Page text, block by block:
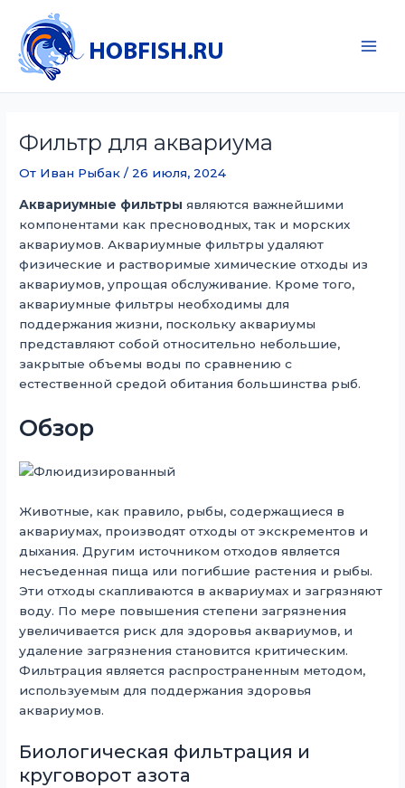
содержимому
Фильтр для аквариума
От Иван Рыбак/ 26 июля, 2024
Аквариумные фильтры являются важнейшими
компонентами как пресноводных, так и морских
аквариумов. Аквариумные фильтры удаляют
физические и растворимые химические отходы из
аквариумов, упрощая обслуживание. Кроме того,
аквариумные фильтры необходимы для
поддержания жизни, поскольку аквариумы
представляют собой относительно небольшие,
закрытые объемы воды по сравнению с
естественной средой обитания большинства рыб.
Обзор
Животные, как правило, рыбы, содержащиеся в
аквариумах, производят отходы от экскрементов и
дыхания. Другим источником отходов является
несъеденная пища или погибшие растения и рыбы.
Эти отходы скапливаются в аквариумах и загрязняют
воду. По мере повышения степени загрязнения
увеличивается риск для здоровья аквариумов, и
удаление загрязнения становится критическим.
Фильтрация является распространенным методом,
используемым для поддержания здоровья
аквариумов.
Биологическая фильтрация и
круговорот азота